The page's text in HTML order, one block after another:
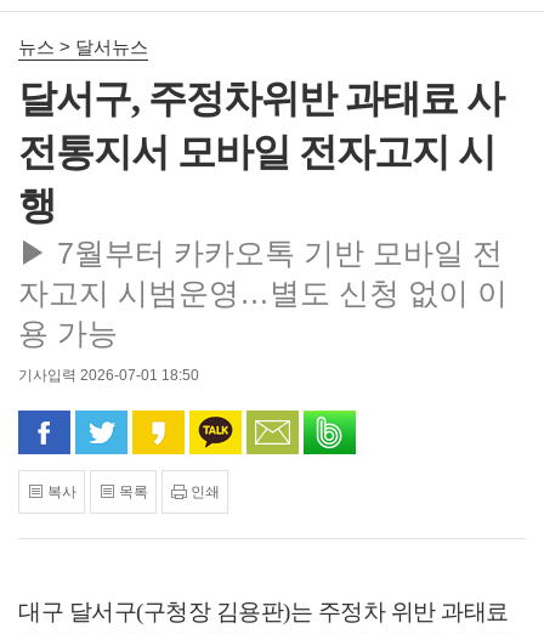
뉴스 > 달서뉴스
달서구, 주정차위반 과태료 사
전통지서 모바일 전자고지 시
행
▶ 7월부터 카카오톡 기반 모바일 전
자고지 시범운영…별도 신청 없이 이
용 가능
기사입력 2026-07-01 18:50
페이스북으로 공유
트위터로 공유카카오 스토리로 공유
카카오톡으로 공유
문자로 공유
복사 목록 인쇄
대구 달서구(구청장 김용판)는 주정차 위반 과태료